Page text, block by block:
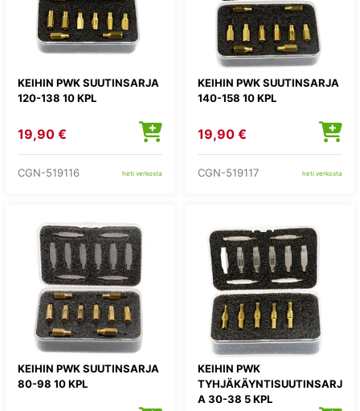
KEIHIN PWK SUUTINSARJA
120-138 10 KPL
19,90 €
CGN-519116 heti verkosta
KEIHIN PWK SUUTINSARJA
140-158 10 KPL
19,90 €
CGN-519117 heti verkosta
KEIHIN PWK SUUTINSARJA
80-98 10 KPL
KEIHIN PWK
TYHJÄKÄYNTISUUTINSARJ
A 30-38 5 KPL